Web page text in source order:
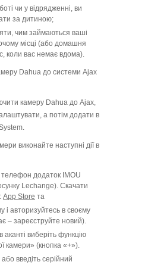
чи у відрядженні, ви
за дитиною;
чим займаються ваші
місці (або домашня
коли вас немає вдома).
Dahua до системи Ajax
камеру Dahua до Ajax,
а потім додати в
виконайте наступні дії в
телефон додаток IMOU
Lechange). Скачати
App Store та
і авторизуйтесь в своєму
– зареєструйте новий).
виберіть функцію
камери» (кнопка «+»).
введіть серійний